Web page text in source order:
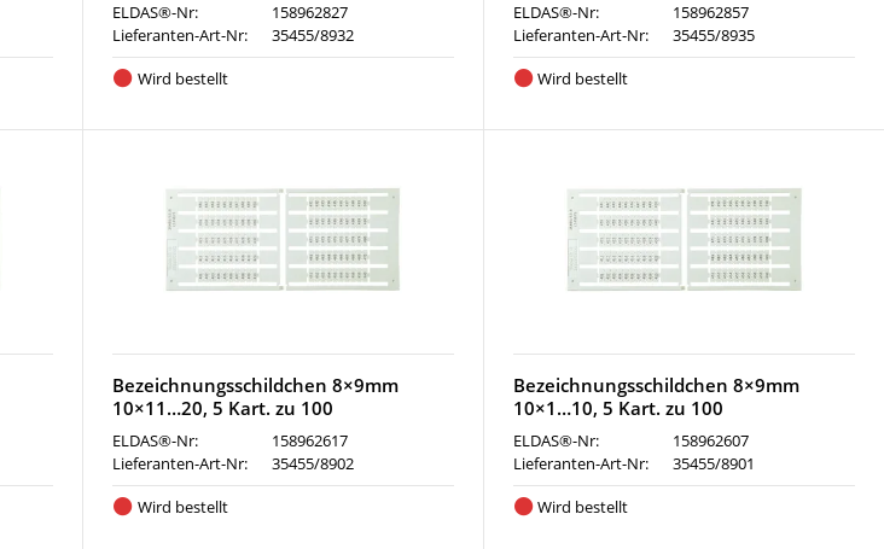
ELDAS®-Nr:
158962827
Lieferanten-Art-Nr:
35455/8932
Wird bestellt
ELDAS®-Nr:
158962857
Lieferanten-Art-Nr:
35455/8935
Wird bestellt
Bezeichnungsschildchen 8×9mm
10×11…20, 5 Kart. zu 100
ELDAS®-Nr:
158962617
Lieferanten-Art-Nr:
35455/8902
Wird bestellt
Bezeichnungsschildchen 8×9mm
10×1…10, 5 Kart. zu 100
ELDAS®-Nr:
158962607
Lieferanten-Art-Nr:
35455/8901
Wird bestellt